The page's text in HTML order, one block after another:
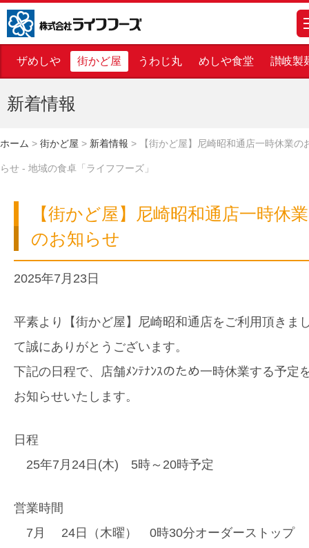
株式会社ライフフーズ
ザめしや 街かど屋 うわじ丸 めしや食堂 讃岐製
新着情報
ホーム > 街かど屋 > 新着情報 > 【街かど屋】尼崎昭和通店一時休業の
らせ - 地域の食卓「ライフフーズ」
【街かど屋】尼崎昭和通店一時休業
のお知らせ
2025年7月23日
平素より【街かど屋】尼崎昭和通店をご利用頂きま
て誠にありがとうございます。
下記の日程で、店舗ﾒﾝﾃﾅﾝｽのため一時休業する予定
お知らせいたします。
日程
25年7月24日(木) 5時～20時予定
営業時間
7月 24日（木曜） 0時30分オーダーストップ